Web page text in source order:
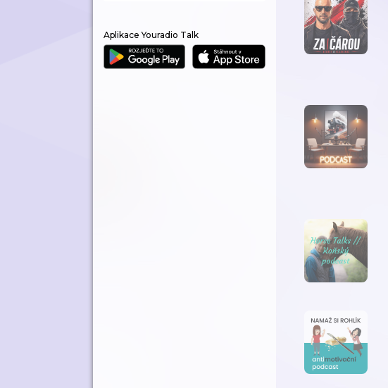
Aplikace Youradio Talk